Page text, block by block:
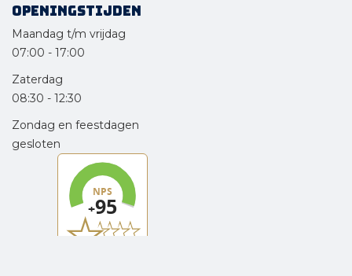
Openingstijden
Maandag t/m vrijdag
07:00 - 17:00
Zaterdag
08:30 - 12:30
Zondag en feestdagen
gesloten